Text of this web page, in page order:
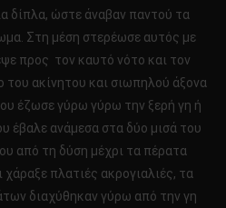
δίπλα, ώστε άναβαν παντού τα
Στη μέση στερέωσε αυτός με
προς τον καυτό νότο και τον
ακίνητου και σιωπηλού άξονα
έζωσε γύρω γύρω την ξερή γη ή
έβαλε ανάμεσα στα δύο μισά του
από τη δύση μέχρι τα πέρατα
πλατιές ακρογιαλιές, τα
διαχύθηκαν γύρω από την γη